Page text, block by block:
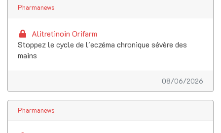
Pharmanews
Alitretinoin Orifarm
Stoppez le cycle de l'eczéma chronique sévère des
mains
08/06/2026
Pharmanews